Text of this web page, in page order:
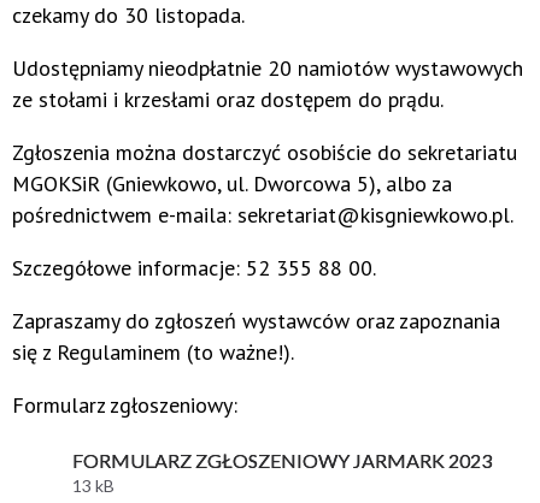
czekamy do 30 listopada.
Udostępniamy nieodpłatnie 20 namiotów wystawowych
ze stołami i krzesłami oraz dostępem do prądu.
Zgłoszenia można dostarczyć osobiście do sekretariatu
MGOKSiR (Gniewkowo, ul. Dworcowa 5), albo za
pośrednictwem e-maila: sekretariat@kisgniewkowo.pl.
Szczegółowe informacje: 52 355 88 00.
Zapraszamy do zgłoszeń wystawców oraz zapoznania
się z Regulaminem (to ważne!).
Formularz zgłoszeniowy:
FORMULARZ ZGŁOSZENIOWY JARMARK 2023
13 kB